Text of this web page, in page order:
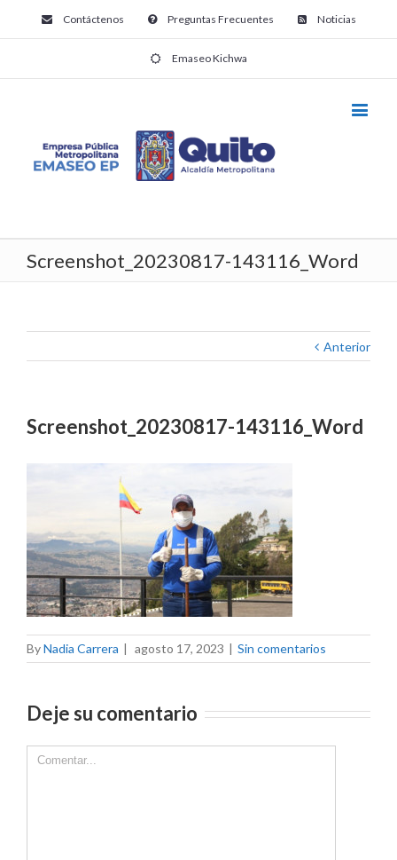
Contáctenos Preguntas Frecuentes Noticias
Emaseo Kichwa
Screenshot_20230817-143116_Word
Anterior
Screenshot_20230817-143116_Word
ByNadia Carrera | agosto 17, 2023 | Sin comentarios
Deje su comentario
Comment